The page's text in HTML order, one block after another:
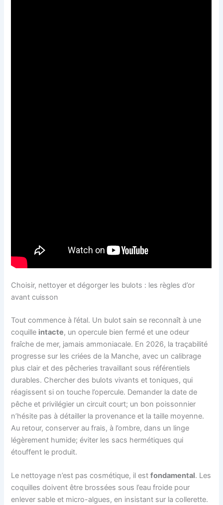
Choisir, nettoyer et dégorger les bulots : les règles d’or
avant cuisson
Tout commence à l’étal. Un bulot sain se reconnaît à une
coquille intacte, un opercule bien fermé et une odeur
fraîche de mer, jamais ammoniacale. En 2026, la traçabilité
progresse sur les criées de la Manche, avec un calibrage
plus clair et des pêcheries travaillant sous référentiels
durables. Chercher des bulots vivants et toniques, qui
réagissent si on touche l’opercule. Demander la date de
pêche et privilégier un circuit court; un bon poissonnier
n’hésite pas à détailler la provenance et la taille moyenne.
Au retour, conserver au frais, à l’ombre, dans un linge
légèrement humide; éviter les sacs hermétiques qui
étouffent le produit.
Le nettoyage n’est pas cosmétique, il estfondamental. Les
coquilles doivent être brossées sous l’eau froide pour
enlever sable et micro-algues, en insistant sur la collerette.